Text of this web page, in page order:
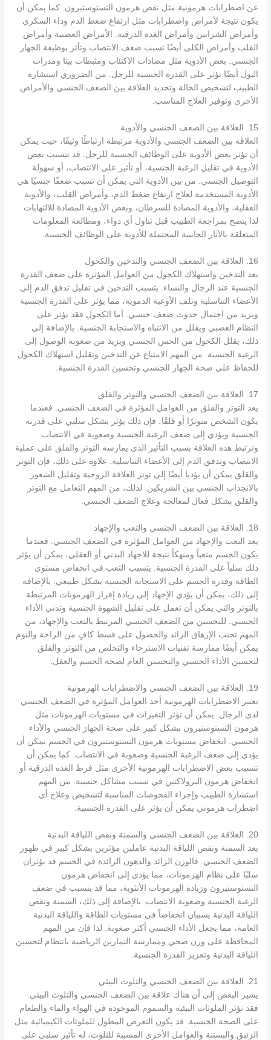
عن اضطرابات هرمونية مثل نقص هرمون التستوستيرون. كما يمكن أن
يكون نتيجة لأمراض واضطرابات مثل ارتفاع ضغط الدم وداء السكري
وأمراض الشرايين وأمراض الغدة الدرقية. الأمراض العصبية وأمراض
القلب وأمراض الكلى أيضًا تسبب ضعف الانتصاب وتأثر بوظيفة الجهاز
الجنسي. بعض الأدوية مثل مضادات الاكتئاب ومثبطات بيتا ومدرات
البول أيضًا تؤثر على القدرة الجنسية للرجل. من الضروري استشارة
الطبيب لتشخيص الحالة وتحديد العلاقة بين الضعف الجنسي والأمراض
الأخرى وتوفير العلاج المناسب.
15. العلاقة بين الضعف الجنسي والأدوية
العلاقة بين الضعف الجنسي والأدوية مرتبطة ارتباطًا وثيقًا، حيث يمكن
أن تؤثر بعض الأدوية على الوظائف الجنسية للرجل. قد تتسبب بعض
الأدوية في تقليل الرغبة الجنسية، أو تأثير على الانتصاب، أو سهولة
التوصيل الجنسي. من بين الأدوية التي يمكن أن تسبب ضعفًا جنسيًا هي
الأدوية المستخدمة لعلاج ارتفاع ضغط الدم، وأمراض القلب، والأدوية
العقلية، والأدوية المضادة للسرطان، وبعض الأدوية المضادة للالتهابات.
لذا ينصح بمراجعة الطبيب قبل تناول أي دواء، ومطالعة المعلومات
المتعلقة بالآثار الجانبية المحتملة للأدوية على الوظائف الجنسية.
16. العلاقة بين الضعف الجنسي والتدخين والكحول
يعد التدخين واستهلاك الكحول من العوامل المؤثرة على ضعف القدرة
الجنسية عند الرجال والنساء. يتسبب التدخين في تقليل تدفق الدم إلى
الأعضاء التناسلية وتلف الأوعية الدموية، مما يؤثر على القدرة الجنسية
ويزيد من احتمال حدوث ضعف جنسي. أما الكحول فقد يؤثر على
النظام العصبي ويقلل من الانتباه والاستجابة الجنسية. بالإضافة إلى
ذلك، يقلل الكحول من الحس الجنسي ويزيد من صعوبة الوصول إلى
الرغبة الجنسية. من المهم الامتناع عن التدخين وتقليل استهلاك الكحول
للحفاظ على صحة الجهاز الجنسي وتحسين القدرة الجنسية.
17. العلاقة بين الضعف الجنسي والتوتر والقلق
يعد التوتر والقلق من العوامل المؤثرة في الضعف الجنسي. فعندما
يكون الشخص متوترًا أو قلقًا، فإن ذلك يؤثر بشكل سلبي على قدرته
الجنسية ويؤدي إلى ضعف الرغبة الجنسية وصعوبة في الانتصاب.
وترتبط هذه العلاقة بسبب التأثير الذي يمارسه التوتر والقلق على عملية
الانتصاب وتدفق الدم إلى الأعضاء التناسلية. علاوة على ذلك، فإن التوتر
والقلق يمكن أن يؤديا أيضًا إلى توتر العلاقة الزوجية وتقليل الشعور
بالانجذاب الجنسي بين الشريكين. لذلك، من المهم التعامل مع التوتر
والقلق بشكل فعال لمعالجة وعلاج الضعف الجنسي.
18. العلاقة بين الضعف الجنسي والتعب والإجهاد
يعد التعب والإجهاد من العوامل المؤثرة في الضعف الجنسي. فعندما
يكون الجسم متعباً ومنهكاً نتيجة للاجهاد البدني أو العقلي، يمكن أن يؤثر
ذلك سلباً على القدرة الجنسية. يتسبب التعب في انخفاض مستوى
الطاقة وقدرة الجسم على الاستجابة الجنسية بشكل طبيعي. بالإضافة
إلى ذلك، يمكن أن يؤدي الإجهاد إلى زيادة إفراز الهرمونات المرتبطة
بالتوتر والتي يمكن أن تعمل على تقليل الشهوة الجنسية وتدني الأداء
الجنسي. للتحسين من الضعف الجنسي المرتبط بالتعب والإجهاد، من
المهم تجنب الإرهاق الزائد والحصول على قسط كافٍ من الراحة والنوم.
يمكن أيضًا ممارسة تقنيات الاسترخاء والتخلص من التوتر والقلق
لتحسين الأداء الجنسي والتحسين العام لصحة الجسم والعقل.
19. العلاقة بين الضعف الجنسي والاضطرابات الهرمونية
تعتبر الاضطرابات الهرمونية أحد العوامل المؤثرة في الضعف الجنسي
لدى الرجال. يمكن أن تؤثر التغيرات في مستويات الهرمونات مثل
هرمون التستوستيرون بشكل كبير على صحة الجهاز الجنسي والأداء
الجنسي. انخفاض مستويات هرمون التستوستيرون في الجسم يمكن أن
يؤدي إلى ضعف الرغبة الجنسية وصعوبة في الانتصاب. كما يمكن أن
تتسبب بعض الاضطرابات الهرمونية الأخرى مثل فرط الغده الدرقية أو
انخفاض هرمون البرولاكتين في تسبب مشاكل جنسية. من المهم
استشارة الطبيب وإجراء الفحوصات المناسبة لتشخيص وعلاج أي
اضطراب هرموني يمكن أن يؤثر على القدرة الجنسية.
20. العلاقة بين الضعف الجنسي والسمنة ونقص اللياقة البدنية
يعد السمنة ونقص اللياقة البدنية عاملين مؤثرين بشكل كبير في ظهور
الضعف الجنسي. فالوزن الزائد والدهون الزائدة في الجسم قد يؤثران
سلبًا على نظام الهرمونات، مما يؤدي إلى انخفاض هرمون
التستوستيرون وزيادة الهرمونات الأنثوية، مما قد يتسبب في ضعف
الرغبة الجنسية وصعوبة الانتصاب. بالإضافة إلى ذلك، السمنة ونقص
اللياقة البدنية يسببان انخفاضاً في مستويات الطاقة واللياقة البدنية
العامة، مما يجعل الأداء الجنسي أكثر صعوبة. لذا فإن من المهم
المحافظة على وزن صحي وممارسة التمارين الرياضية بانتظام لتحسين
اللياقة البدنية وتعزيز القدرة الجنسية.
21. العلاقة بين الضعف الجنسي والتلوث البيئي
يشير البعض إلى أن هناك علاقة بين الضعف الجنسي والتلوث البيئي.
فقد تؤثر الملوثات البيئية والسموم الموجودة في الهواء والماء والطعام
على الصحة الجنسية. قد يكون التعرض المطول للملوثات الكيميائية مثل
الزئبق والبستنة والعوامل الأخرى المسببة للتلوث، له تأثير سلبي على